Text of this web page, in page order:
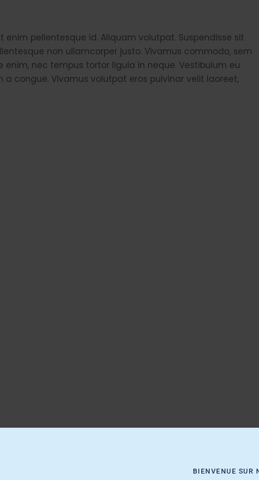
pellentesque id. Aliquam volutpat. Suspendisse sit
non ullamcorper justo. Vivamus commodo, sem
nec tempus tortor ligula in neque. Vestibulum eu
congue. Vivamus volutpat eros pulvinar velit laoreet,
BIENVENUE SUR